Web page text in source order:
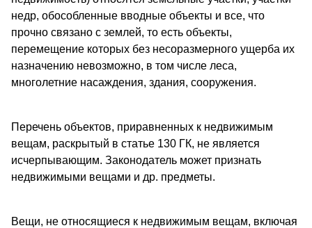
недр, обособленные вводные объекты и все, что
прочно связано с землей, то есть объекты,
перемещение которых без несоразмерного ущерба их
назначению невозможно, в том числе леса,
многолетние насаждения, здания, сооружения.
Перечень объектов, приравненных к недвижимым
вещам, раскрытый в статье 130 ГК, не является
исчерпывающим. Законодатель может признать
недвижимыми вещами и др. предметы.
Вещи, не относящиеся к недвижимым вещам, включая